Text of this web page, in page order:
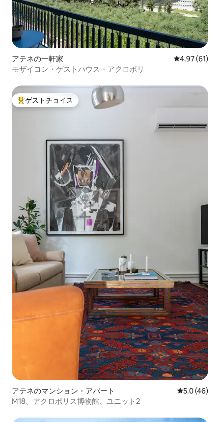
アテネの一軒家 レビュー61
4.97 (61)
モザイコン・ゲストハウス・アクロポリ
大好評のゲストチョイスです。
ゲストチョイス
アテネのマンション・アパート レビュー46
5.0 (46)
M18、アクロポリス博物館、ユニット2